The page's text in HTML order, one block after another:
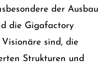
der Ausbau
die Gigafactory
sind, die
Strukturen und